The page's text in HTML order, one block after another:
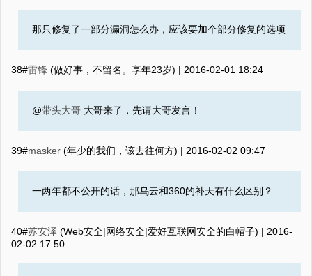
那只修复了一部分漏洞怎么办，应该要加个部分修复的选项
38#雷锋 (做好事，不留名。享年23岁) | 2016-02-01 18:24
@带头大哥 大哥来了，先请大哥发言！
39#masker (年少的我们，该去往何方) | 2016-02-02 09:47
一两年都不公开的话，那乌云和360的补天有什么区别？
40#苏安泽 (Web安全|网络安全|爱好互联网安全的白帽子) | 2016-
02-02 17:50